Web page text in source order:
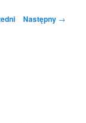
Następny →